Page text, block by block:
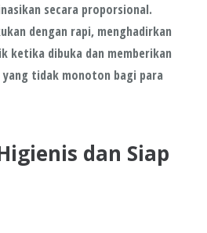
secara proporsional.
dengan rapi, menghadirkan
ketika dibuka dan memberikan
tidak monoton bagi para
dan Siap